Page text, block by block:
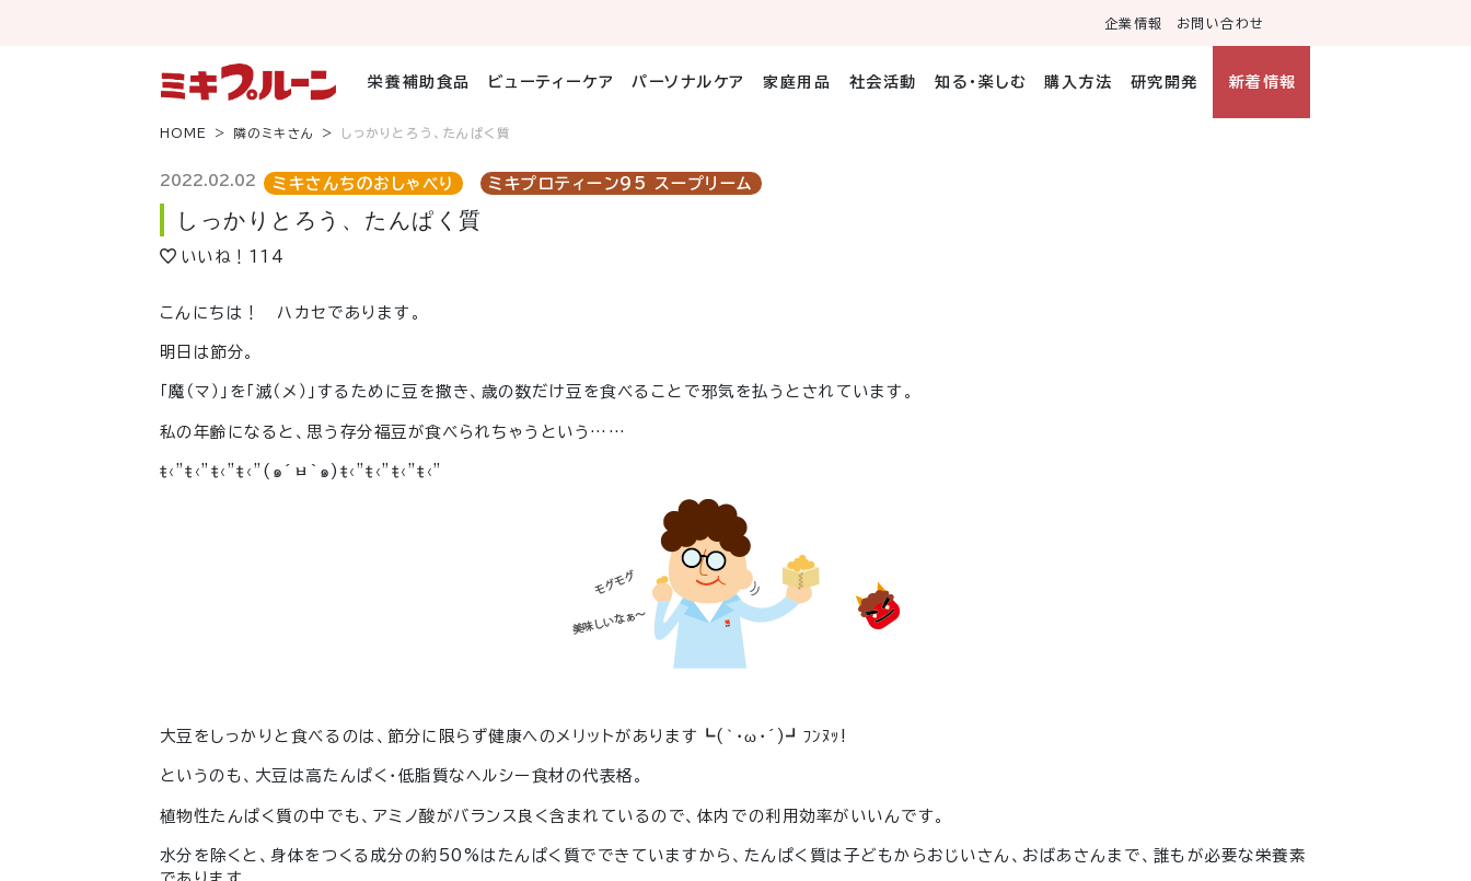
企業情報 お問い合わせ
栄養補助食品 ビューティーケア パーソナルケア 家庭用品 社会活動 知る・楽しむ 購入方法 研究開発 新着情報
HOME 隣のミキさん しっかりとろう、たんぱく質
2022.02.02 ミキさんちのおしゃべり ミキプロティーン95 スープリーム
しっかりとろう、たんぱく質
いいね！ 114
こんにちは！ ハカセであります。
明日は節分。
「魔（マ）」を「滅（メ）」するために豆を撒き、歳の数だけ豆を食べることで邪気を払うとされています。
私の年齢になると、思う存分福豆が食べられちゃうという……
ŧ‹”ŧ‹”ŧ‹”ŧ‹”(๑´ㅂ`๑)ŧ‹”ŧ‹”ŧ‹”ŧ‹”
大豆をしっかりと食べるのは、節分に限らず健康へのメリットがあります ┗(｀・ω・´)┛ﾌﾝﾇｯ!
というのも、大豆は高たんぱく・低脂質なヘルシー食材の代表格。
植物性たんぱく質の中でも、アミノ酸がバランス良く含まれているので、体内での利用効率がいいんです。
水分を除くと、身体をつくる成分の約50%はたんぱく質でできていますから、たんぱく質は子どもからおじいさん、おばあさんまで、誰もが必要な栄養素